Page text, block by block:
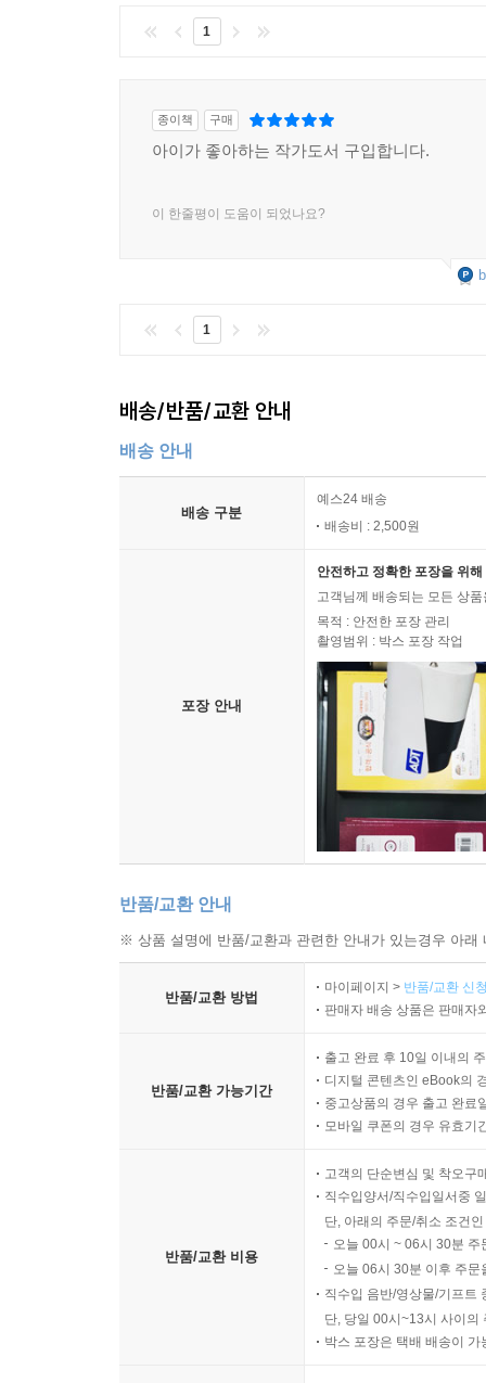
1
종이책 구매
아이가 좋아하는 작가도서 구입합니다.
이 한줄평이 도움이 되었나요?
1
배송/반품/교환 안내
배송 안내
배송 구분
예스24 배송
배송비 : 2,500원
포장 안내
안전하고 정확한 포장을 위
고객님께 배송되는 모든 상
목적 : 안전한 포장 관리
촬영범위 : 박스 포장 작업
반품/교환 안내
※ 상품 설명에 반품/교환과 관련한 안내가 있는경우 아
반품/교환 방법
마이페이지 > 반품/교환 신
판매자 배송 상품은 판매자
반품/교환 가능기간
출고 완료 후 10일 이내의
디지털 콘텐츠인 eBook의
중고상품의 경우 출고 완료
모바일 쿠폰의 경우 유효기
반품/교환 비용
고객의 단순변심 및 착오구
직수입양서/직수입일서중
단, 아래의 주문/취소 조건
오늘 00시 ~ 06시 30분
오늘 06시 30분 이후 주
직수입 음반/영상물/기프트
단, 당일 00시~13시 사이의
박스 포장은 택배 배송이